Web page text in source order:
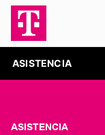
ASISTENCIA
ASISTENCIA